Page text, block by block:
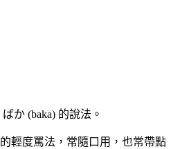
か (baka) 的說法。
輕度罵法，常隨口用，也常帶點